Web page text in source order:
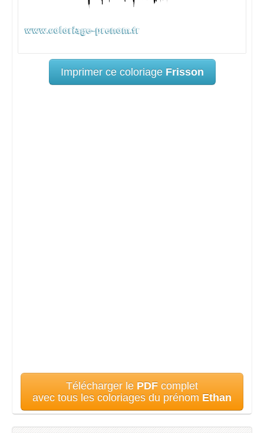
Imprimer ce coloriage Frisson
Télécharger le PDF complet
avec tous les coloriages du prénom Ethan